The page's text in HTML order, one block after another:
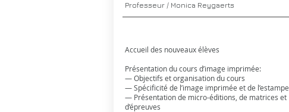
Professeur / Monica Reygaerts
Accueil des nouveaux élèves
Présentation du cours d’image imprimée:
— Objectifs et organisation du cours
— Spécificité de l’image imprimée et de l’estampe
— Présentation de micro-éditions, de matrices et
d’épreuves